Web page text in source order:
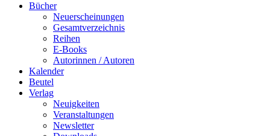
Bücher
Neuerscheinungen
Gesamtverzeichnis
Reihen
E-Books
Autorinnen / Autoren
Kalender
Beutel
Verlag
Neuigkeiten
Veranstaltungen
Newsletter